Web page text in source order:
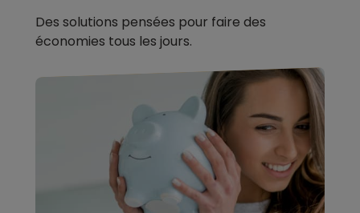
Des solutions pensées pour faire des
économies tous les jours.